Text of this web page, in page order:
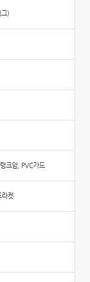
)
크암, PVC가드
켓